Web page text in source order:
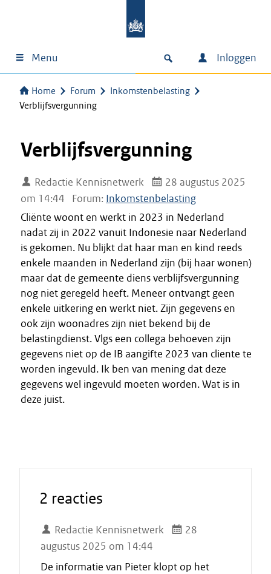
Menu Inloggen
Home Forum
Inkomstenbelasting
Verblijfsvergunning
Verblijfsvergunning
Redactie Kennisnetwerk
28 augustus 2025
om 14:44
Forum: Inkomstenbelasting
Cliënte woont en werkt in 2023 in Nederland
nadat zij in 2022 vanuit Indonesie naar Nederland
is gekomen. Nu blijkt dat haar man en kind reeds
enkele maanden in Nederland zijn (bij haar wonen)
maar dat de gemeente diens verblijfsvergunning
nog niet geregeld heeft. Meneer ontvangt geen
enkele uitkering en werkt niet. Zijn gegevens en
ook zijn woonadres zijn niet bekend bij de
belastingdienst. Vlgs een collega behoeven zijn
gegevens niet op de IB aangifte 2023 van cliente te
worden ingevuld. Ik ben van mening dat deze
gegevens wel ingevuld moeten worden. Wat is in
deze juist.
2 reacties
Redactie Kennisnetwerk
28
augustus 2025 om 14:44
De informatie van Pieter klopt op het